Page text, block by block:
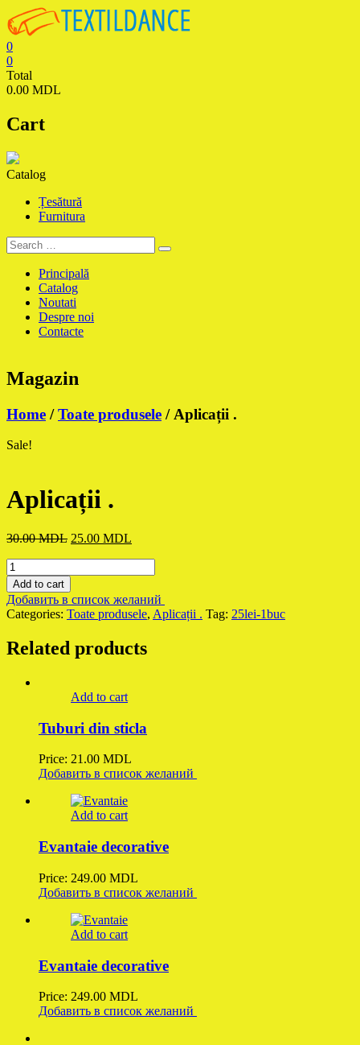
Skip
to
content
Textildance.md
0
0
Total
0.00 MDL
Cart
Catalog
Țesătură
Furnitura
Principală
Catalog
Noutati
Despre noi
Contacte
Magazin
Home /Toate produsele / Aplicații .
Sale!
Aplicații .
30.00MDL Original
25.00 MDL
Aplicații
.
quantity
Add to cart
Добавить в список желаний
Categories: Toate produsele, Aplicații . Tag: 25lei-1buc
Related products
Add to cart
Tuburi din sticla
Price: 21.00 MDL
Добавить в список желаний
Add to cart
Evantaie decorative
Price: 249.00 MDL
Добавить в список желаний
Add to cart
Evantaie decorative
Price: 249.00 MDL
Добавить в список желаний